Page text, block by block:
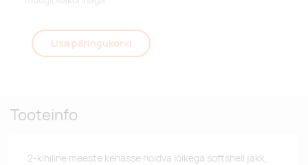
Lisa päringukorvi
Tooteinfo
2-kihiline meeste kehasse hoidva lõikega softshell jakk,